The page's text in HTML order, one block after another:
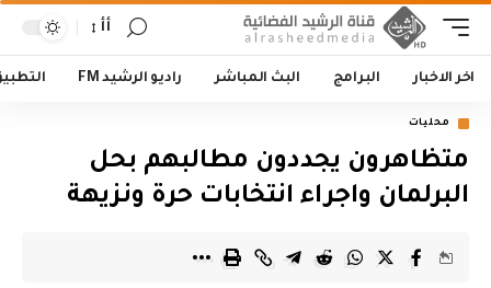
أأ
اخر الاخبار البرامج البث المباشر راديو الرشيد FM
محليات
متظاهرون يجددون مطالبهم بحل
البرلمان واجراء انتخابات حرة ونزيهة